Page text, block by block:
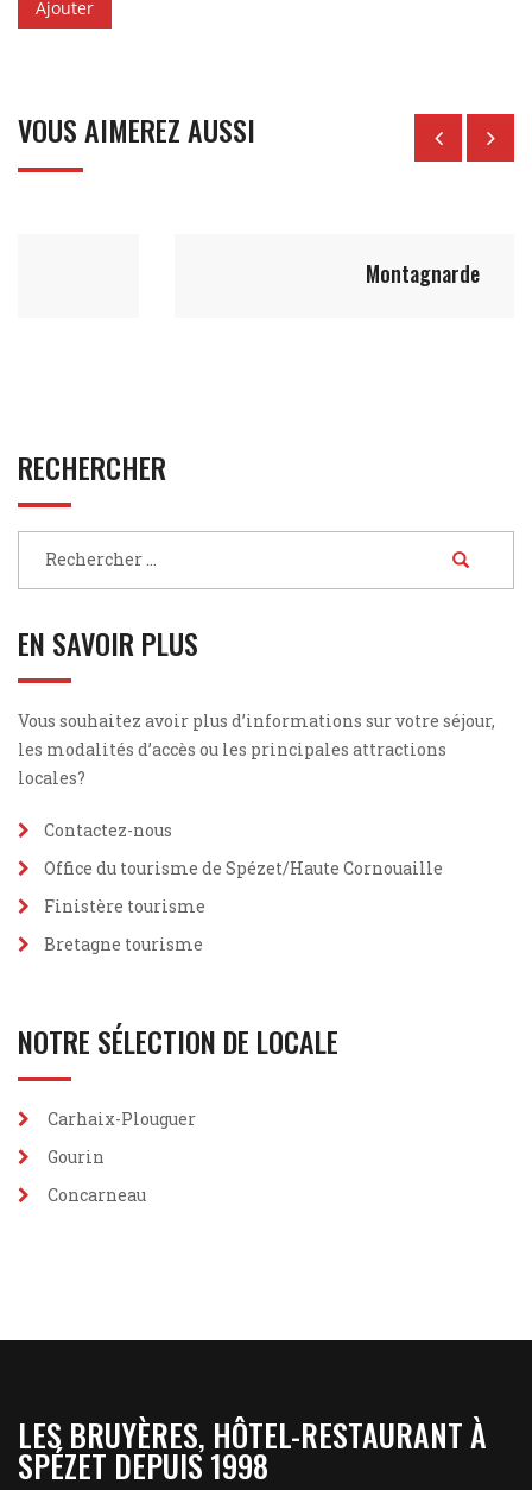
VOUS AIMEREZ AUSSI
RECHERCHER
EN SAVOIR PLUS
Vous souhaitez avoir plus d’informations sur votre séjour,
les modalités d’accès ou les principales attractions
locales?
Contactez-nous
Office du tourisme de Spézet/Haute Cornouaille
Finistère tourisme
Bretagne tourisme
NOTRE SÉLECTION DE LOCALE
Carhaix-Plouguer
Gourin
Concarneau
LES BRUYÈRES, HÔTEL-RESTAURANT À
SPÉZET DEPUIS 1998